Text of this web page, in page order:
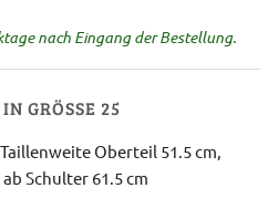
nach Eingang der Bestellung.
GRÖSSE 25
Oberteil 51.5 cm,
Schulter 61.5 cm